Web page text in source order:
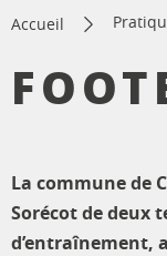
Accueil
La commune de
Sorécot de deux
d’entraînement,